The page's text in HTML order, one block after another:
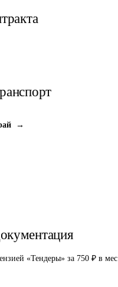
→
«Тендеры» за 750 ₽ в мес